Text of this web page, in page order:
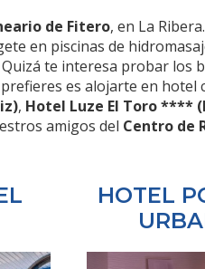
de Fitero, en La
en piscinas de
te interesa probar los
es alojarte en hotel
, Hotel Luze El Toro ****
amigos del Centro de
HOTEL